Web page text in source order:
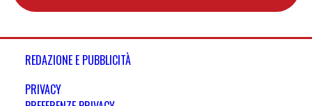
REDAZIONE E PUBBLICITÀ
PRIVACY